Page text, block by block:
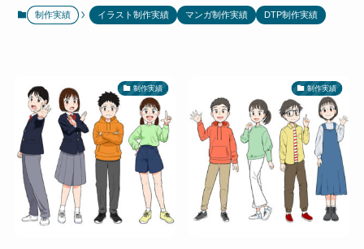
制作実績 イラスト制作実績 マンガ制作実績 DTP制作実績
制作実績 制作実績